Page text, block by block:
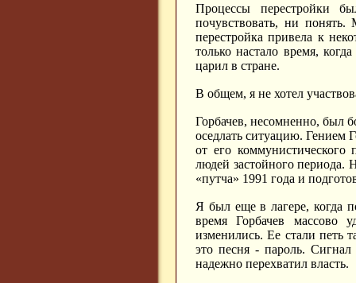
Процессы перестройки
почувствовать, ни
перестройка привела к
только настало время,
царил в стране.
В общем, я не хотел
Горбачев, несомненно, был
оседлать ситуацию. Гением
от его
людей застойного периода.
«путча» 1991 года и
Я был еще в лагере, когда
время Горбачев массово
изменились. Ее стали петь
это песня - пароль. Сигнал
надежно перехватил власть.